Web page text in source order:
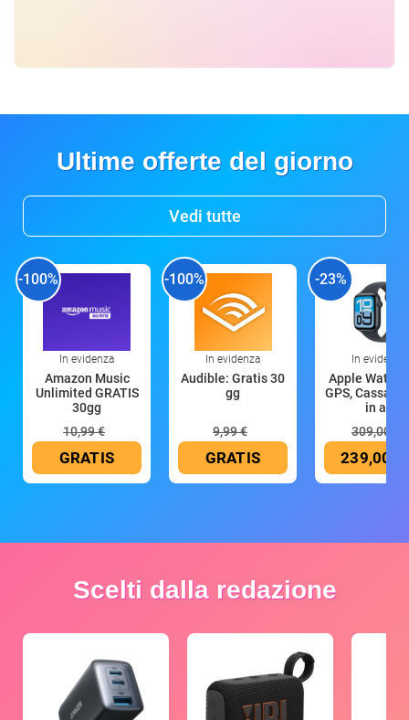
Ultime offerte del giorno
Vedi tutte
-100%
In evidenza
Amazon Music
Unlimited GRATIS
30gg
10,99 €
GRATIS
-100%
In evidenza
Audible: Gratis 30
gg
9,99 €
GRATIS
-23%
In evidenza
Apple Watch
GPS, Cassa
in all
309,00 €
239,00 €
Scelti dalla redazione